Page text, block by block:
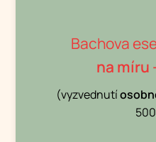
Bachova
na míru
(vyzvednutí